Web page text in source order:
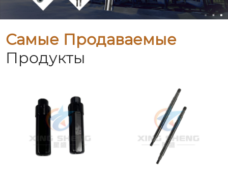
Самые Продаваемые
Продукты